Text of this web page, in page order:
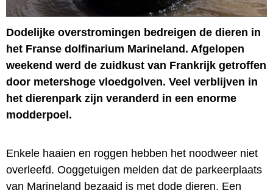
Dodelijke overstromingen bedreigen de dieren in
het Franse dolfinarium Marineland. Afgelopen
weekend werd de zuidkust van Frankrijk getroffen
door metershoge vloedgolven. Veel verblijven in
het dierenpark zijn veranderd in een enorme
modderpoel.
Enkele haaien en roggen hebben het noodweer niet
overleefd. Ooggetuigen melden dat de parkeerplaats
van Marineland bezaaid is met dode dieren. Een